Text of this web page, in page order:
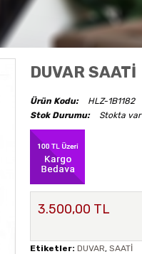
DUVAR SAATİ
Ürün Kodu:
HLZ-1B1182
Stok Durumu:
Stokta var
3.500,00 TL
Etiketler: DUVAR, SAATİ